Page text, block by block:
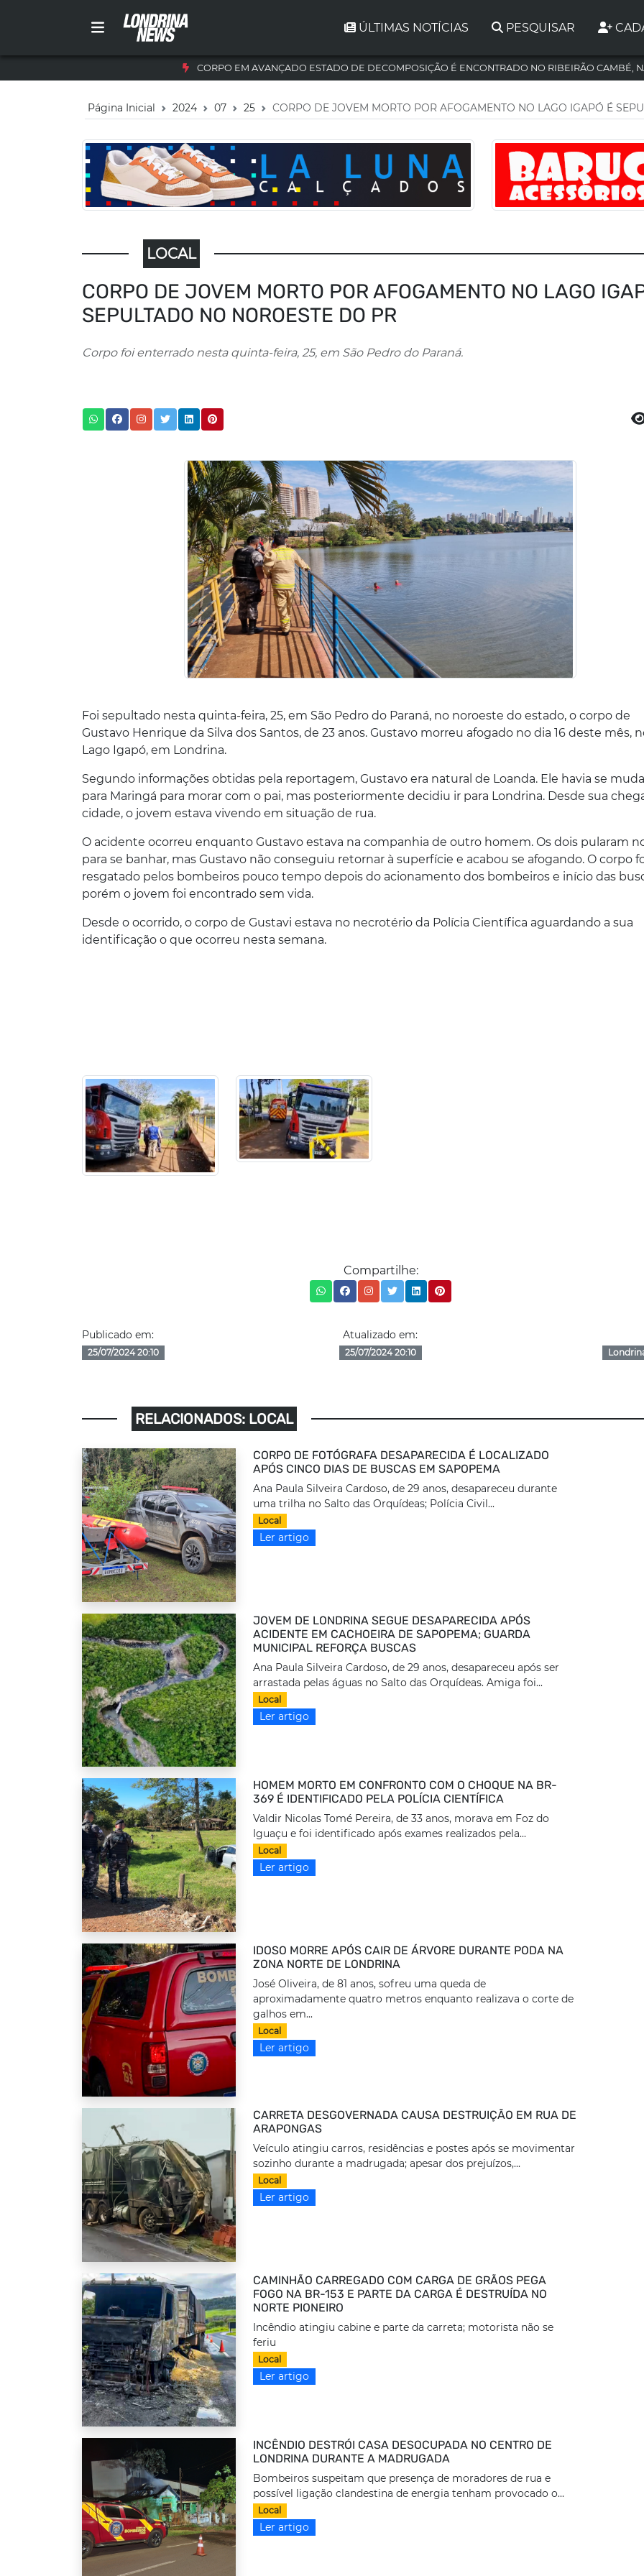
ÚLTIMAS NOTÍCIAS PESQUISAR
CORPO EM AVANÇADO ESTADO DE DECOMPOSIÇÃO É ENCONTRADO NO RIBEIRÃO CAMBÉ,
Página Inicial 2024 07 25 CORPO DE JOVEM MORTO POR AFOGAMENTO NO LAGO IGAPÓ É
LOCAL
CORPO DE JOVEM MORTO POR AFOGAMENTO NO LAGO
SEPULTADO NO NOROESTE DO PR
Corpo foi enterrado nesta quinta-feira, 25, em São Pedro do Paraná.
Foi sepultado nesta quinta-feira, 25, em São Pedro do Paraná, no noroeste do estado, o corpo de
Gustavo Henrique da Silva dos Santos, de 23 anos. Gustavo morreu afogado no dia 16 deste mês,
Lago Igapó, em Londrina.
Segundo informações obtidas pela reportagem, Gustavo era natural de Loanda. Ele havia se
para Maringá para morar com o pai, mas posteriormente decidiu ir para Londrina. Desde sua
cidade, o jovem estava vivendo em situação de rua.
O acidente ocorreu enquanto Gustavo estava na companhia de outro homem. Os dois pularam
para se banhar, mas Gustavo não conseguiu retornar à superfície e acabou se afogando. O corpo
resgatado pelos bombeiros pouco tempo depois do acionamento dos bombeiros e início das
porém o jovem foi encontrado sem vida.
Desde o ocorrido, o corpo de Gustavi estava no necrotério da Polícia Científica aguardando a sua
identificação o que ocorreu nesta semana.
Compartilhe:
Publicado em:
25/07/2024 20:10
Atualizado em:
25/07/2024 20:10
RELACIONADOS: LOCAL
CORPO DE FOTÓGRAFA DESAPARECIDA É LOCALIZADO
APÓS CINCO DIAS DE BUSCAS EM SAPOPEMA
Ana Paula Silveira Cardoso, de 29 anos, desapareceu durante
uma trilha no Salto das Orquídeas; Polícia Civil...
Local
Ler artigo
JOVEM DE LONDRINA SEGUE DESAPARECIDA APÓS
ACIDENTE EM CACHOEIRA DE SAPOPEMA; GUARDA
MUNICIPAL REFORÇA BUSCAS
Ana Paula Silveira Cardoso, de 29 anos, desapareceu após ser
arrastada pelas águas no Salto das Orquídeas. Amiga foi...
Local
Ler artigo
HOMEM MORTO EM CONFRONTO COM O CHOQUE NA BR-
369 É IDENTIFICADO PELA POLÍCIA CIENTÍFICA
Valdir Nicolas Tomé Pereira, de 33 anos, morava em Foz do
Iguaçu e foi identificado após exames realizados pela...
Local
Ler artigo
IDOSO MORRE APÓS CAIR DE ÁRVORE DURANTE PODA NA
ZONA NORTE DE LONDRINA
José Oliveira, de 81 anos, sofreu uma queda de
aproximadamente quatro metros enquanto realizava o corte de
galhos em...
Local
Ler artigo
CARRETA DESGOVERNADA CAUSA DESTRUIÇÃO EM RUA DE
ARAPONGAS
Veículo atingiu carros, residências e postes após se movimentar
sozinho durante a madrugada; apesar dos prejuízos,...
Local
Ler artigo
CAMINHÃO CARREGADO COM CARGA DE GRÃOS PEGA
FOGO NA BR-153 E PARTE DA CARGA É DESTRUÍDA NO
NORTE PIONEIRO
Incêndio atingiu cabine e parte da carreta; motorista não se
feriu
Local
Ler artigo
INCÊNDIO DESTRÓI CASA DESOCUPADA NO CENTRO DE
LONDRINA DURANTE A MADRUGADA
Bombeiros suspeitam que presença de moradores de rua e
possível ligação clandestina de energia tenham provocado o...
Local
Ler artigo